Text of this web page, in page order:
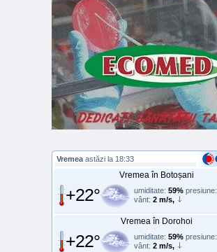
Vremea astăzi la 18:33
Vremea în Botoșani
+22° umiditate: 59% presiune:
vânt: 2 m/s,
Vremea în Dorohoi
+22° umiditate: 59% presiune:
vânt: 2 m/s,